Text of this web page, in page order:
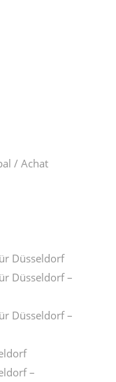
/ Achat
Düsseldorf
Düsseldorf –
Düsseldorf –
–